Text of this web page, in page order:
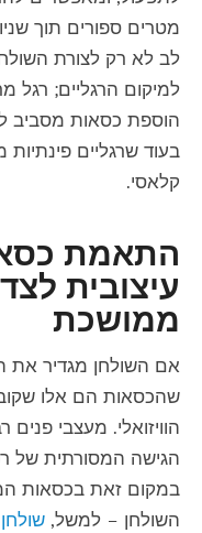
מטרים ספורים תוך
לב לא רק לצורת
למיקום הרגליים;
הוספת כסאות מסביב
בעוד שרגליים פינתיות
קלאסי.
התאמת
עיצובית
ממושכת
אם השולחן מגדיר את
שהכסאות הם אלו
הוויזואלי. מעצבי
הגישה המסורתית של
במקום זאת בכסאות
השולחן – למשל,